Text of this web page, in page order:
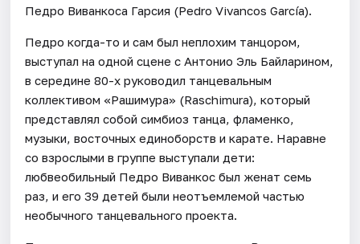
Педро Виванкоса Гарсия (Pedro Vivancos García).
Педро когда-то и сам был неплохим танцором,
выступал на одной сцене с Антонио Эль Байларином,
в середине 80-х руководил танцевальным
коллективом «Рашимура» (Raschimura), который
представлял собой симбиоз танца, фламенко,
музыки, восточных единоборств и карате. Наравне
со взрослыми в группе выступали дети:
любвеобильный Педро Виванкос был женат семь
раз, и его 39 детей были неотъемлемой частью
необычного танцевального проекта.